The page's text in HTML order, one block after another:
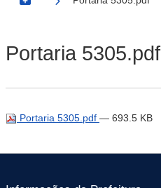
Botão Menu
Portaria 5305.pdf
Portaria 5305.pdf — 693.5 KB